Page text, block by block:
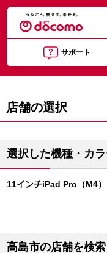
サポート
店舗の選択
選択した機種・カ
11インチiPad Pro（M4
高島市の店舗を検